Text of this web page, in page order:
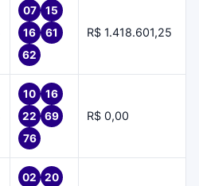
07
15
16
61
62
R$ 1.418.601,25
10
16
22
69
76
R$ 0,00
02
20